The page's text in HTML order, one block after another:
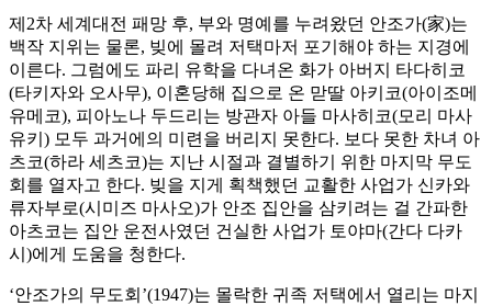
제2차 세계대전 패망 후, 부와 명예를 누려왔던 안조가(家)는
백작 지위는 물론, 빚에 몰려 저택마저 포기해야 하는 지경에
이른다. 그럼에도 파리 유학을 다녀온 화가 아버지 타다히코
(타키자와 오사무), 이혼당해 집으로 온 맏딸 아키코(아이조메
유메코), 피아노나 두드리는 방관자 아들 마사히코(모리 마사
유키) 모두 과거에의 미련을 버리지 못한다. 보다 못한 차녀 아
츠코(하라 세츠코)는 지난 시절과 결별하기 위한 마지막 무도
회를 열자고 한다. 빚을 지게 획책했던 교활한 사업가 신카와
류자부로(시미즈 마사오)가 안조 집안을 삼키려는 걸 간파한
아츠코는 집안 운전사였던 건실한 사업가 토야마(간다 다카
시)에게 도움을 청한다.
‘안조가의 무도회’(1947)는 몰락한 귀족 저택에서 열리는 마지